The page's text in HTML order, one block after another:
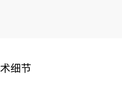
细节